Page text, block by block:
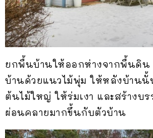
ยกพื้นบ้านให้ออกห่างจากพื้นดิน
บ้านด้วยแนวไม้พุ่ม ให้หลังบ้านนั้
ต้นไม้ใหญ่ ให้ร่มเงา และสร้างบ
ผ่อนคลายมากขึ้นกับตัวบ้าน